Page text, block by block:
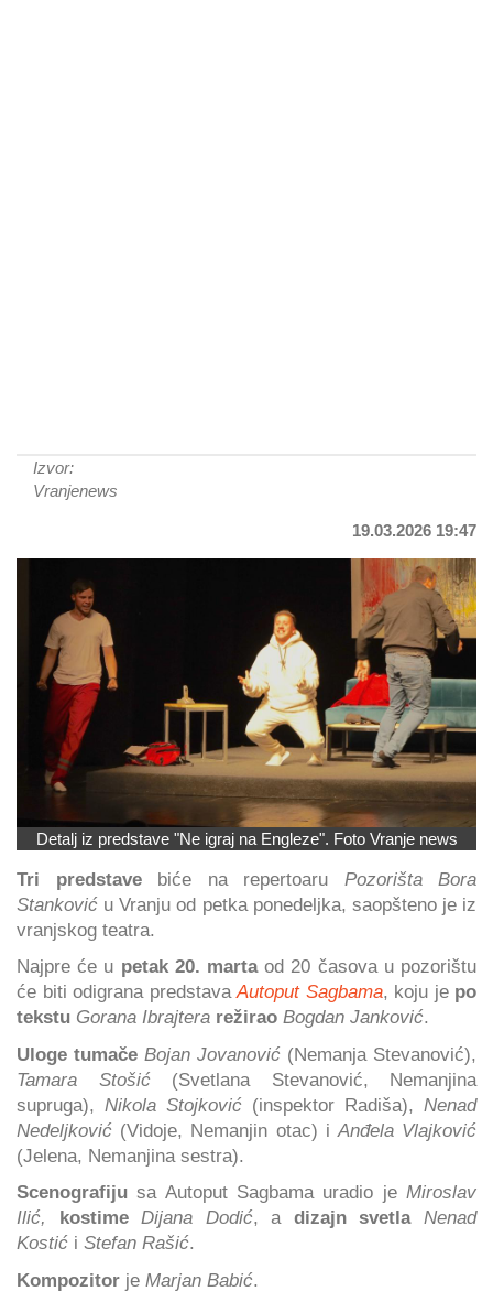
Izvor:
Vranjenews
19.03.2026 19:47
Detalj iz predstave "Ne igraj na Engleze". Foto Vranje news
Tri predstavebiće na repertoaru Pozorišta Bora
Stanković u Vranju od petka ponedeljka, saopšteno je iz
vranjskog teatra.
Najpre će u petak 20. martaod 20 časova u pozorištu
će biti odigrana predstava Autoput Sagbama, koju jepo
tekstu Gorana Ibrajtera režirao Bogdan Janković.
Uloge tumače Bojan Jovanović (Nemanja Stevanović),
Tamara Stošić (Svetlana Stevanović, Nemanjina
supruga), Nikola Stojković (inspektor Radiša), Nenad
Nedeljković (Vidoje, Nemanjin otac) i Anđela Vlajković
(Jelena, Nemanjina sestra).
Scenografiju sa Autoput Sagbama uradio je Miroslav
Ilić,
kostime Dijana Dodić, a dizajn svetlaNenad
Kostić i Stefan Rašić.
Kompozitor je Marjan Babić.